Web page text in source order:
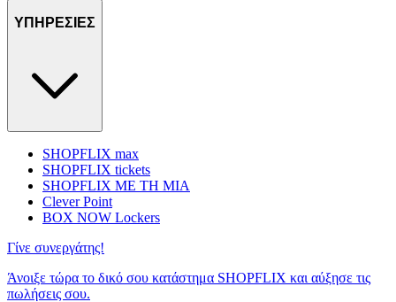
ΥΠΗΡΕΣΙΕΣ
SHOPFLIX max
SHOPFLIX tickets
SHOPFLIX ΜΕ ΤΗ ΜΙΑ
Clever Point
BOX NOW Lockers
Γίνε συνεργάτης!
Άνοιξε τώρα το δικό σου κατάστημα SHOPFLIX και αύξησε τις
πωλήσεις σου.